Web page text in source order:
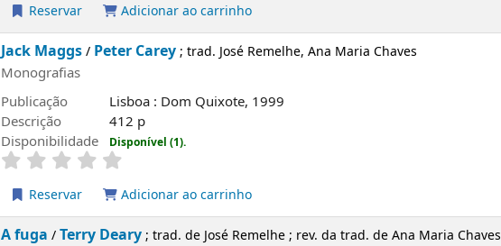
Reservar Adicionar ao carrinho
Jack Maggs/ Peter Carey; trad. José Remelhe, Ana Maria Chaves
Monografias
Publicação
Lisboa : Dom Quixote, 1999
Descrição
412 p
Disponibilidade
Disponível (1).
Reservar Adicionar ao carrinho
A fuga /Terry Deary; trad. de José Remelhe ; rev. da trad. de Ana Maria Chaves